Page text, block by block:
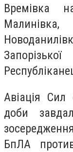
Времівка
Авіація
доби
БпЛА